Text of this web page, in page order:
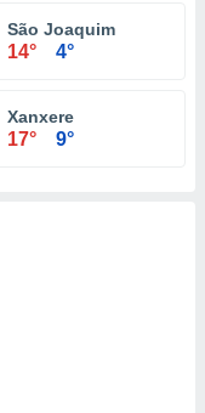
São Joaquim
14° 4°
Xanxere
17° 9°